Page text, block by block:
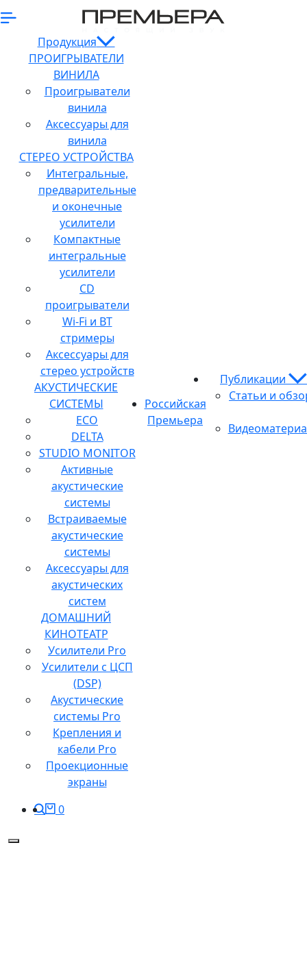
Продукция
ПРОИГРЫВАТЕЛИ
ВИНИЛА
Проигрыватели
винила
Аксессуары для
винила
СТЕРЕО УСТРОЙСТВА
Интегральные,
предварительные
и оконечные
усилители
Компактные
интегральные
усилители
CD
проигрыватели
Wi-Fi и BT
стримеры
Аксессуары для
стерео устройств
АКУСТИЧЕСКИЕ
СИСТЕМЫ
ECO
DELTA
STUDIO MONITOR
Активные
акустические
системы
Встраиваемые
акустические
системы
Аксессуары для
акустических
систем
ДОМАШНИЙ
КИНОТЕАТР
Усилители Pro
Усилители с ЦСП
(DSP)
Акустические
системы Pro
Крепления и
кабели Pro
Проекционные
экраны
Российская
Премьера
Публикации
Статьи и
0